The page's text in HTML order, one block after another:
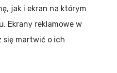
jak i ekran na którym
Ekrany reklamowe w
się martwić o ich